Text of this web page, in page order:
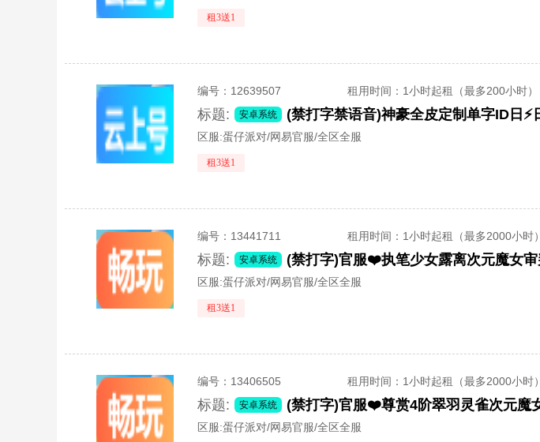
租3送1
编号： 12639507 租用时间 ：1小时起租（最多200小时）
标题: 安卓系统
区服:蛋仔派对/网易官服/全区全服
租3送1
编号： 13441711 租用时间 ：1小时起租（最多2000小时）
标题: 安卓系统
区服:蛋仔派对/网易官服/全区全服
租3送1
编号： 13406505 租用时间 ：1小时起租（最多2000小时）
标题: 安卓系统
区服:蛋仔派对/网易官服/全区全服